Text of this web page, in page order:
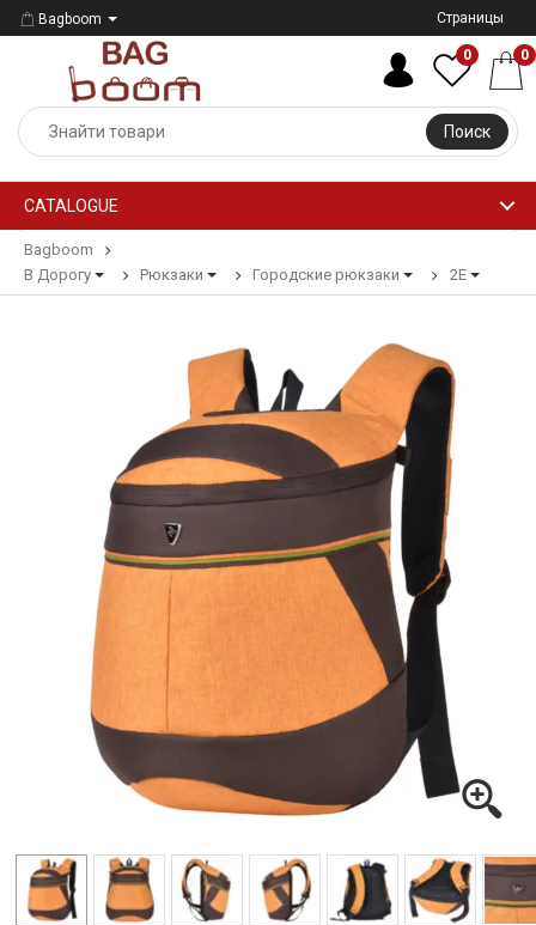
Bagboom Страницы
Поиск
0 0
CATALOGUE
Bagboom
В Дорогу
Рюкзаки Городские рюкзаки 2E